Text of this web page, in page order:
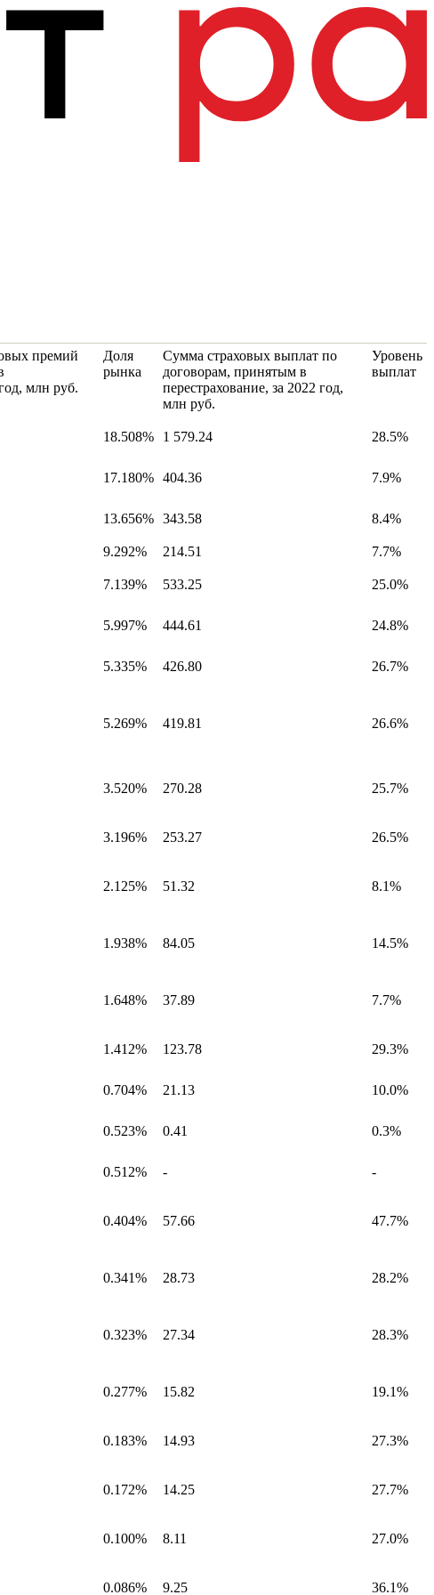
премий
млн руб.
Доля
рынка
Сумма страховых выплат по
договорам, принятым в
перестрахование, за 2022 год,
млн руб.
Уровень
выплат
18.508% 1 579.24 28.5%
17.180% 404.36 7.9%
13.656% 343.58 8.4%
9.292% 214.51 7.7%
7.139% 533.25 25.0%
5.997% 444.61 24.8%
5.335% 426.80 26.7%
5.269% 419.81 26.6%
3.520% 270.28 25.7%
3.196% 253.27 26.5%
2.125% 51.32 8.1%
1.938% 84.05 14.5%
1.648% 37.89 7.7%
1.412% 123.78 29.3%
0.704% 21.13 10.0%
0.523% 0.41 0.3%
0.512% - -
0.404% 57.66 47.7%
0.341% 28.73 28.2%
0.323% 27.34 28.3%
0.277% 15.82 19.1%
0.183% 14.93 27.3%
0.172% 14.25 27.7%
0.100% 8.11 27.0%
0.086% 9.25 36.1%